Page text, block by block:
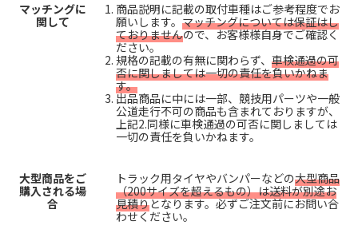
マッチングに
関して
商品説明に記載の取付車種はご参考程度でお
願いします。 マッチングについては保証はし
ておりませんので、お客様様自身でご確認く
ださい。
規格の記載の有無に関わらず、 車検通過の可
否に関しましては一切の責任を負いかねま
す。
出品商品に中には一部、競技用パーツや一般
公道走行不可の商品も含まれておりますが、
上記2.同様に車検通過の可否に関しましては
一切の責任を負いかねます。
大型商品をご
購入される場
合
トラック用タイヤやバンパーなどの大型商品
（200サイズを超えるもの）は送料が別途お
見積りとなります。必ずご注文前にお問い合
わせください。